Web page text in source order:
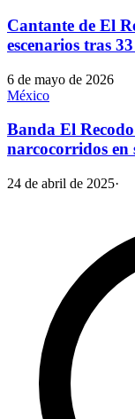
Cantante de El
escenarios tras
6 de mayo de 2026
México
Banda El
narcocorridos en
24 de abril de 2025·